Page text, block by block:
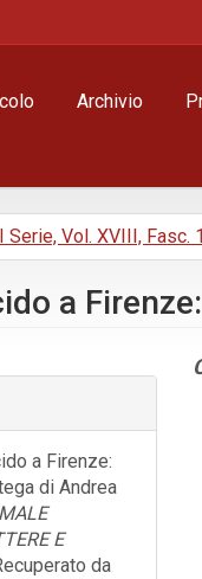
Archivio
Serie, Vol. XVIII, Fasc.
a
a Firenze:
di Andrea
E
da